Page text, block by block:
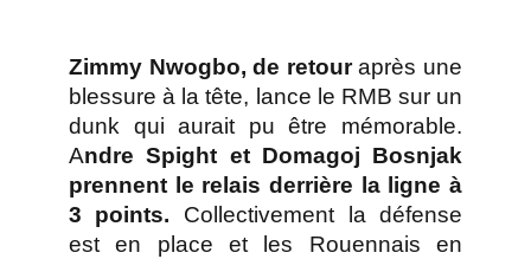
Zimmy Nwogbo, de retouraprès une
blessure à la tête, lance le RMB sur un
dunk qui aurait pu être mémorable.
Andre Spight et Domagoj Bosnjak
prennent le relais derrière la ligne à
3 points. Collectivement la défense
est en place et les Rouennais en